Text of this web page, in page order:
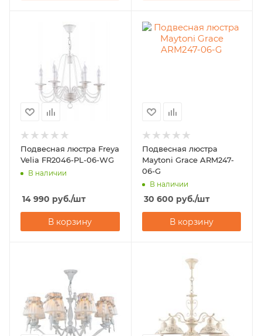
Подвесная люстра Freya
Velia FR2046-PL-06-WG
В наличии
14 990 руб./шт
В корзину
Подвесная люстра
Maytoni Grace ARM247-
06-G
В наличии
30 600 руб./шт
В корзину